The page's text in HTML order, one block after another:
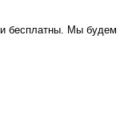
бесплатны. Мы